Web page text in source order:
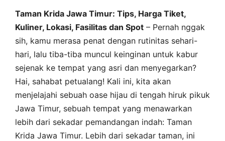
Taman Krida Jawa Timur: Tips, Harga Tiket,
Kuliner, Lokasi, Fasilitas dan Spot – Pernah nggak
sih, kamu merasa penat dengan rutinitas sehari-
hari, lalu tiba-tiba muncul keinginan untuk kabur
sejenak ke tempat yang asri dan menyegarkan?
Hai, sahabat petualang! Kali ini, kita akan
menjelajahi sebuah oase hijau di tengah hiruk pikuk
Jawa Timur, sebuah tempat yang menawarkan
lebih dari sekadar pemandangan indah: Taman
Krida Jawa Timur. Lebih dari sekadar taman, ini